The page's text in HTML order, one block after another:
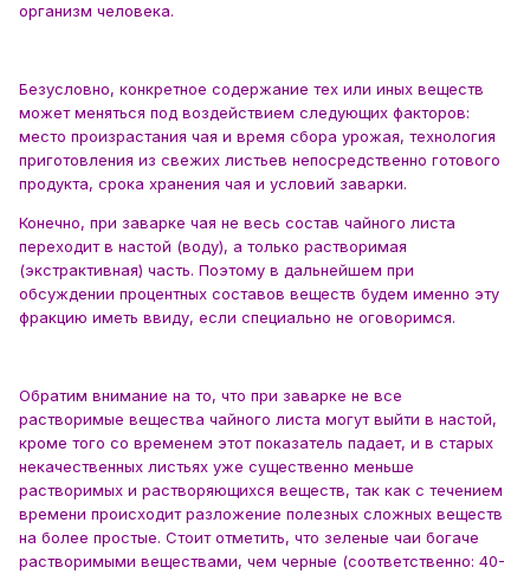
организм человека.
Безусловно, конкретное содержание тех или иных веществ
может меняться под воздействием следующих факторов:
место произрастания чая и время сбора урожая, технология
приготовления из свежих листьев непосредственно готового
продукта, срока хранения чая и условий заварки.
Конечно, при заварке чая не весь состав чайного листа
переходит в настой (воду), а только растворимая
(экстрактивная) часть. Поэтому в дальнейшем при
обсуждении процентных составов веществ будем именно эту
фракцию иметь ввиду, если специально не оговоримся.
Обратим внимание на то, что при заварке не все
растворимые вещества чайного листа могут выйти в настой,
кроме того со временем этот показатель падает, и в старых
некачественных листьях уже существенно меньше
растворимых и растворяющихся веществ, так как с течением
времени происходит разложение полезных сложных веществ
на более простые. Стоит отметить, что зеленые чаи богаче
растворимыми веществами, чем черные (соответственно: 40-